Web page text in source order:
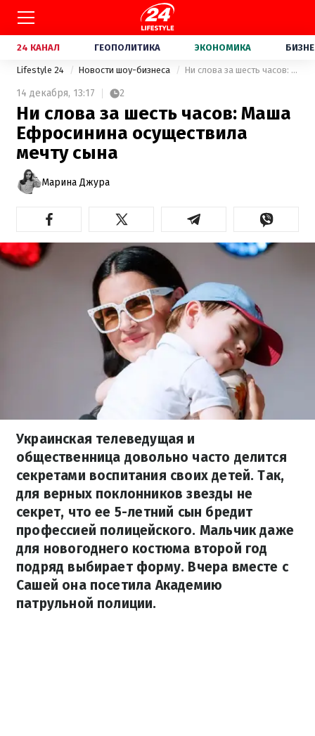
24 КАНАЛ ГЕОПОЛИТИКА ЭКОНОМИКА
Lifestyle 24 Новости шоу-бизнеса Ни слова за шесть часов: Маша Ефросинина осуществила мечту сына
14 декабря, 13:17 2
Ни слова за шесть часов: Маша
Ефросинина осуществила
мечту сына
Марина Джура
Украинская телеведущая и
общественница довольно часто делится
секретами воспитания своих детей. Так,
для верных поклонников звезды не
секрет, что ее 5-летний сын бредит
профессией полицейского. Мальчик даже
для новогоднего костюма второй год
подряд выбирает форму. Вчера вместе с
Сашей она посетила Академию
патрульной полиции.